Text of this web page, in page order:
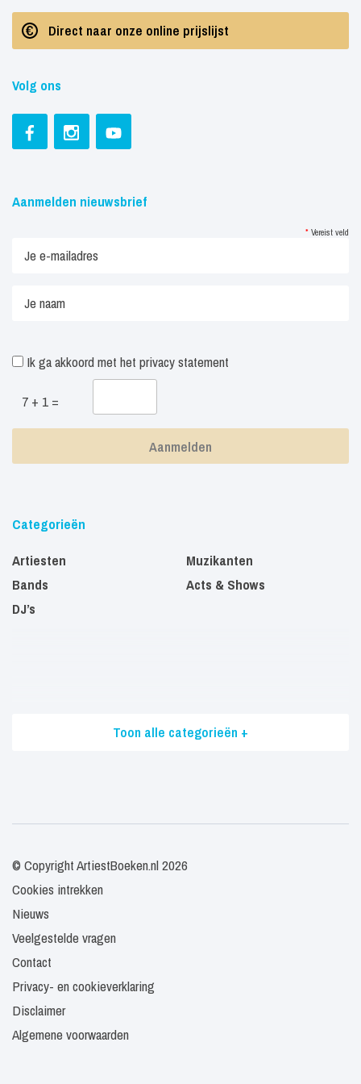
Direct naar onze online prijslijst
Volg ons
Aanmelden nieuwsbrief
* Vereist veld
Ik ga akkoord met het privacy statement
7 + 1 =
Categorieën
Artiesten
Bands
DJ’s
Muzikanten
Acts & Shows
Toon alle categorieën +
© Copyright ArtiestBoeken.nl 2026
Cookies intrekken
Nieuws
Veelgestelde vragen
Contact
Privacy- en cookieverklaring
Disclaimer
Algemene voorwaarden